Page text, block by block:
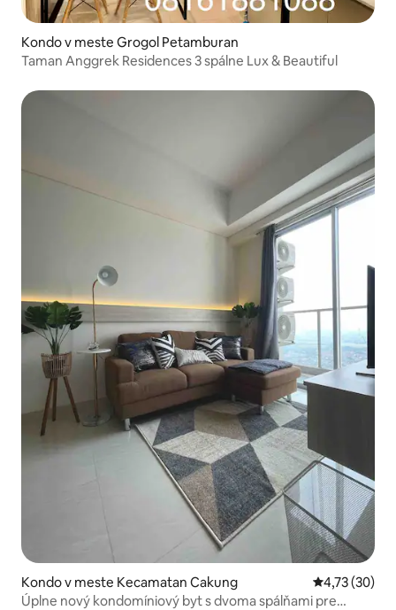
Kondo v meste Grogol Petamburan
Taman Anggrek Residences 3 spálne Lux & Beautiful
Kondo v meste Kecamatan Cakung Priemerné
4,73 (30)
Úplne nový kondomíniový byt s dvoma spálňami pre